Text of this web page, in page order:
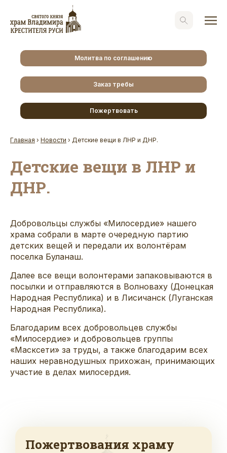
Молитва по соглашению
Заказ требы
Пожертвовать
Главная › Новости › Детские вещи в ЛНР и ДНР.
Детские вещи в ЛНР и
ДНР.
Добровольцы службы «Милосердие» нашего
храма собрали в марте очередную партию
детских вещей и передали их волонтёрам
поселка Буланаш.
Далее все вещи волонтерами запаковываются в
посылки и отправляются в Волноваху (Донецкая
Народная Республика) и в Лисичанск (Луганская
Народная Республика).
Благодарим всех добровольцев службы
«Милосердие» и добровольцев группы
«Масксети» за труды, а также благодарим всех
наших неравнодушных прихожан, принимающих
участие в делах милосердия.
Пожертвования храму